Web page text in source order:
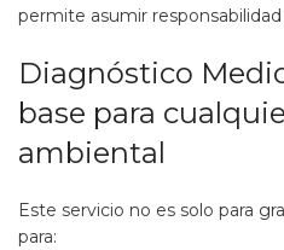
permite asumir
Diagnóstico
base para
ambiental
Este servicio no es solo para
para: